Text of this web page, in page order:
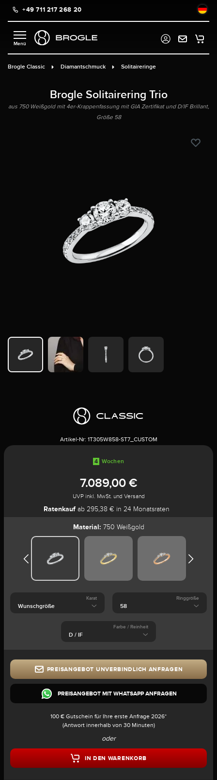
springen
+49 711 217 268 20
Brogle Classic Diamantschmuck Solitaireringe
Brogle Solitairering Trio
aus 750 Weißgold mit 4er-Krappenfassung mit GIA Zertifikat und D/IF Brillant,
Größe 58
Artikel-Nr: 1T305W858-ST7_CUSTOM
4 Wochen
7.089,00 €
UVP inkl. MwSt. und Versand
Ratenkauf ab 295,38 € in 24 Monatsraten
Material: 750 Weißgold
Karat Ringgröße
Farbe / Reinheit
PREISANGEBOT UNVERBINDLICH ANFRAGEN
PREISANGEBOT MIT WHATSAPP ANFRAGEN
100 € Gutschein für Ihre erste Anfrage 2026*
(Antwort innerhalb von 30 Minuten)
oder
IN DEN WARENKORB